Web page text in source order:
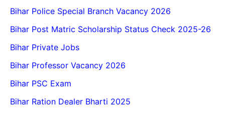
Bihar Police Special Branch Vacancy 2026
Bihar Post Matric Scholarship Status Check 2025-26
Bihar Private Jobs
Bihar Professor Vacancy 2026
Bihar PSC Exam
Bihar Ration Dealer Bharti 2025